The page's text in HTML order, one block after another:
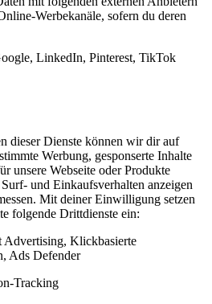
Werbekanäle, sofern du deren
LinkedIn, Pinterest, TikTok
dieser Dienste können wir dir auf
Werbung, gesponserte Inhalte
unsere Webseite oder Produkte
und Einkaufsverhalten anzeigen
Mit deiner Einwilligung setzen
folgende Drittdienste ein:
Klickbasierte
Ads Defender
Tracking